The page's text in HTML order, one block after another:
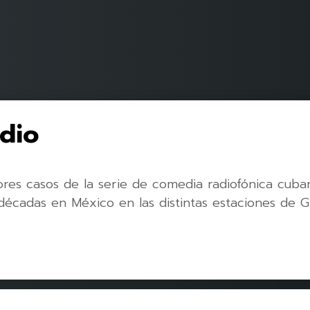
casos de la serie de comedia radiofónica
en México en las distintas estaciones de